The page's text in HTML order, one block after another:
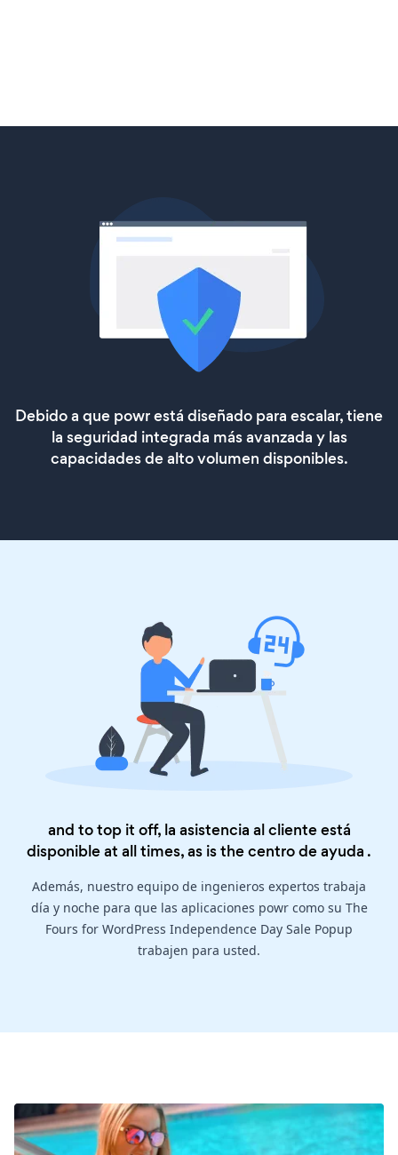
Debido a que powr está diseñado para escalar, tiene
la seguridad integrada más avanzada y las
capacidades de alto volumen disponibles.
and to top it off, la asistencia al cliente está
disponible at all times, as is thecentro de ayuda .
Además, nuestro equipo de ingenieros expertos trabaja
día y noche para que las aplicaciones powr como su The
Fours for WordPress Independence Day Sale Popup
trabajen para usted.